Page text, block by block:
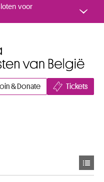
inhoud
voor
& Donate Tickets